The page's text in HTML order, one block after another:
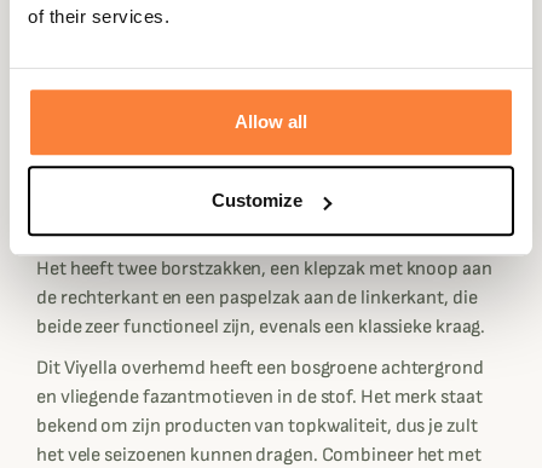
of their services.
Allow all
Customize
uitstekende duurzaamheid en een geweldig mooie stof.
winter onder een vest of trui. Ideaal voor een elegante,
een vrij lange snit geeft je ongelooflijk comfort en een
perfecte pasvorm, vooral dankzij de met twee knopen
verstelbare manchetten van het merk Viyella.
Het heeft twee borstzakken, een klepzak met knoop aan
de rechterkant en een paspelzak aan de linkerkant, die
beide zeer functioneel zijn, evenals een klassieke kraag.
Dit Viyella overhemd heeft een bosgroene achtergrond
en vliegende fazantmotieven in de stof. Het merk staat
bekend om zijn producten van topkwaliteit, dus je zult
het vele seizoenen kunnen dragen. Combineer het met